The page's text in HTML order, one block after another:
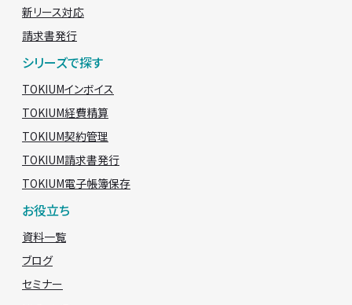
新リース対応
請求書発行
シリーズで探す
TOKIUMインボイス
TOKIUM経費精算
TOKIUM契約管理
TOKIUM請求書発行
TOKIUM電子帳簿保存
お役立ち
資料一覧
ブログ
セミナー